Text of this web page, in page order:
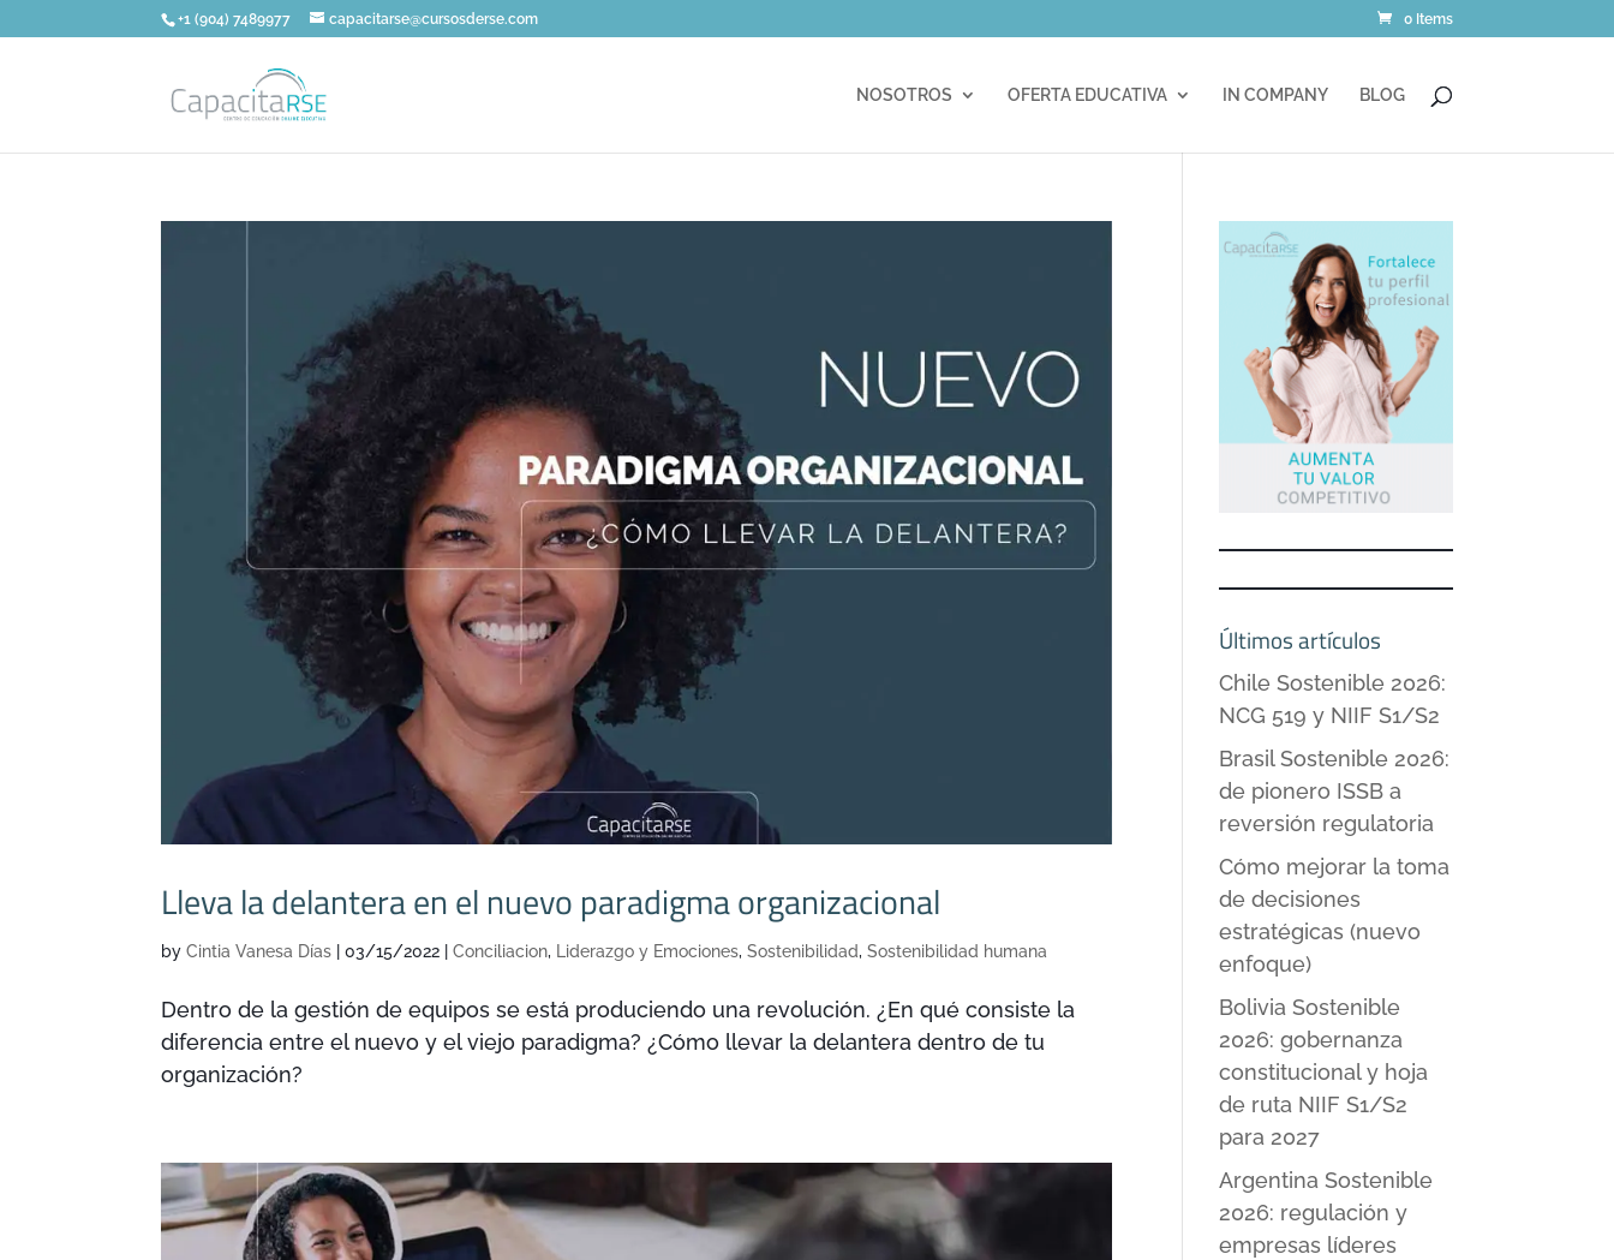
+1 (904) 7489977 capacitarse@cursosderse.com 0 Items
NOSOTROS OFERTA EDUCATIVA IN COMPANY BLOG
Lleva la delantera en el nuevo paradigma organizacional
byCintia Vanesa Días |03/15/2022 |Conciliacion, Liderazgo y Emociones,Sostenibilidad,Sostenibilidad humana
Dentro de la gestión de equipos se está produciendo una revolución. ¿En qué consiste la
diferencia entre el nuevo y el viejo paradigma? ¿Cómo llevar la delantera dentro de tu
organización?
Últimos artículos
Chile Sostenible 2026:
NCG 519 y NIIF S1/S2
Brasil Sostenible 2026:
de pionero ISSB a
reversión regulatoria
Cómo mejorar la toma
de decisiones
estratégicas (nuevo
enfoque)
Bolivia Sostenible
2026: gobernanza
constitucional y hoja
de ruta NIIF S1/S2
para 2027
Argentina Sostenible
2026: regulación y
empresas líderes